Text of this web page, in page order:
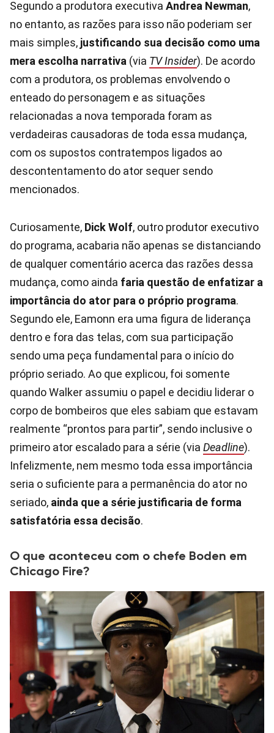
Segundo a produtora executiva Andrea Newman,
no entanto, as razões para isso não poderiam ser
mais simples, justificando sua decisão como uma
mera escolha narrativa (via TV Insider). De acordo
com a produtora, os problemas envolvendo o
enteado do personagem e as situações
relacionadas a nova temporada foram as
verdadeiras causadoras de toda essa mudança,
com os supostos contratempos ligados ao
descontentamento do ator sequer sendo
mencionados.
Curiosamente, Dick Wolf, outro produtor executivo
do programa, acabaria não apenas se distanciando
de qualquer comentário acerca das razões dessa
mudança, como ainda faria questão de enfatizar a
importância do ator para o próprio programa.
Segundo ele, Eamonn era uma figura de liderança
dentro e fora das telas, com sua participação
sendo uma peça fundamental para o início do
próprio seriado. Ao que explicou, foi somente
quando Walker assumiu o papel e decidiu liderar o
corpo de bombeiros que eles sabiam que estavam
realmente “prontos para partir”, sendo inclusive o
primeiro ator escalado para a série (via Deadline).
Infelizmente, nem mesmo toda essa importância
seria o suficiente para a permanência do ator no
seriado, ainda que a série justificaria de forma
satisfatória essa decisão.
O que aconteceu com o chefe Boden em
Chicago Fire?